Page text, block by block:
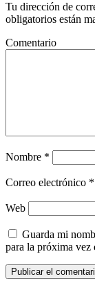
Tu dirección de
obligatorios están
Comentario
Nombre *
Correo electrónico *
Web
Guarda mi
para la próxima vez